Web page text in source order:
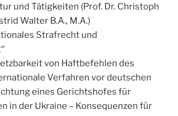
und Tätigkeiten (Prof. Dr. Christoph
Walter B.A., M.A.)
Strafrecht und
von Haftbefehlen des
Verfahren vor deutschen
eines Gerichtshofes für
in der Ukraine – Konsequenzen für